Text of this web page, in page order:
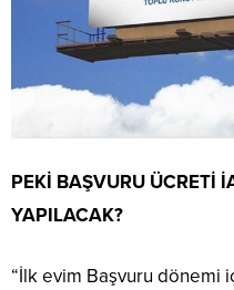
PEKİ BAŞVURU ÜCRETİ
YAPILACAK?
“İlk evim Başvuru dönemi